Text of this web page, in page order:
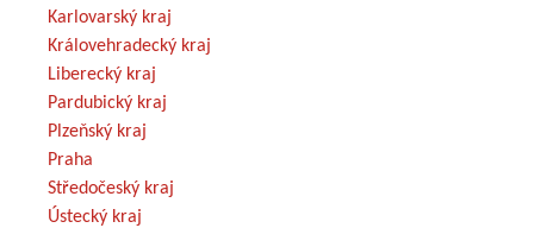
Karlovarský kraj
Královehradecký kraj
Liberecký kraj
Pardubický kraj
Plzeňský kraj
Praha
Středočeský kraj
Ústecký kraj